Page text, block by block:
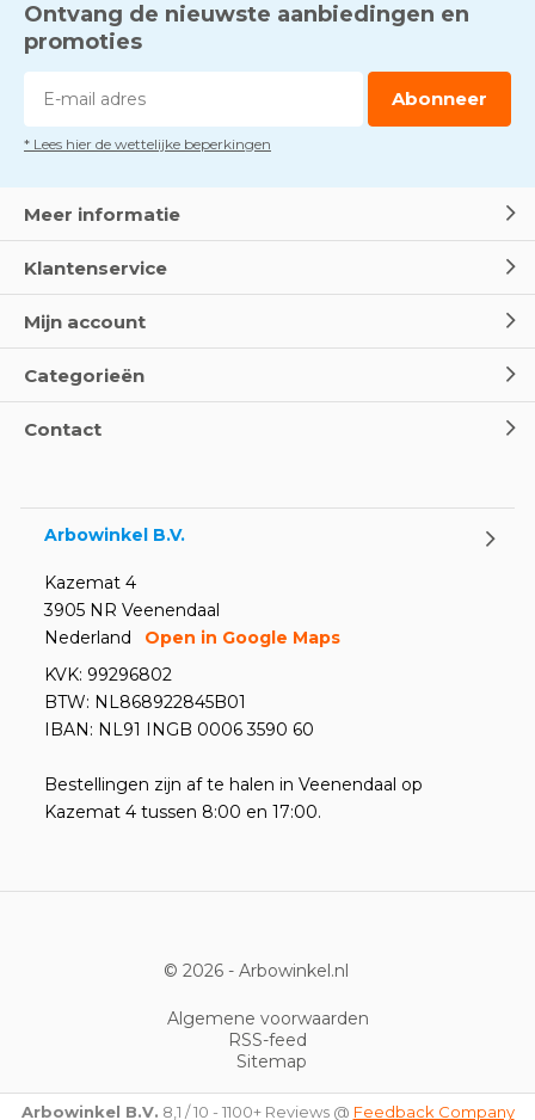
Voorkom brand met
rookmelders, hittemelders en
DoorMarco van Arbowinkel.nl
Dag van de BHV - Als elke
Oogspoel flessen en
Ontvang de nieuwste aanbiedingen en
promoties
Abonneer
* Lees hier de wettelijke beperkingen
Meer informatie
Klantenservice
Mijn account
Categorieën
Contact
Arbowinkel B.V.
Kazemat 4
3905 NR Veenendaal
Nederland
Open in Google Maps
KVK: 99296802
BTW: NL868922845B01
IBAN: NL91 INGB 0006 3590 60
Bestellingen zijn af te halen in Veenendaal op
Kazemat 4 tussen 8:00 en 17:00.
© 2026 - Arbowinkel.nl
Algemene voorwaarden
RSS-feed
Sitemap
Arbowinkel B.V. 8,1 /10 - 1100+ Reviews @ Feedback Company